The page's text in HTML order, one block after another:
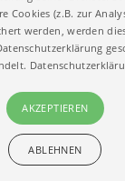
| Union
Cookies (z.B. zur
werden, werden
AKZEPTIEREN
ABLEHNEN